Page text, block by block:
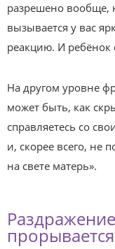
разрешено вообще,
вызывается у вас
реакцию. И ребёнок
На другом уровне
может быть, как
справляетесь со
и, скорее всего, не
на свете матерь».
прорывается